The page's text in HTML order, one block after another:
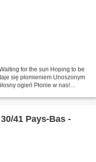
for the sun Hoping to be
się płomieniem Unoszonym
ogień Płonie w nas!
41 Pays-Bas -